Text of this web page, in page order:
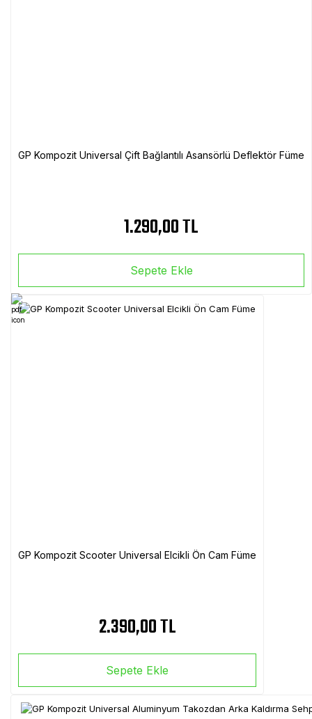
GP Kompozit Universal Çift Bağlantılı Asansörlü Deflektör Füme
1.290,00 TL
Sepete Ekle
GP Kompozit Scooter Universal Elcikli Ön Cam Füme
2.390,00 TL
Sepete Ekle